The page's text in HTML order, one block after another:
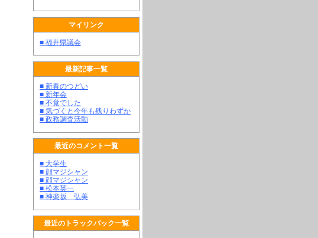
マイリンク
■ 福井県議会
最新記事一覧
■ 新春のつどい
■ 新年会
■ 不覚でした
■ 気づくと今年も残りわずか
■ 政務調査活動
最近のコメント一覧
■ 大学生
■ 顔マジシャン
■ 顔マジシャン
■ 松本英一
■ 神楽坂 弘美
最近のトラックバック一覧